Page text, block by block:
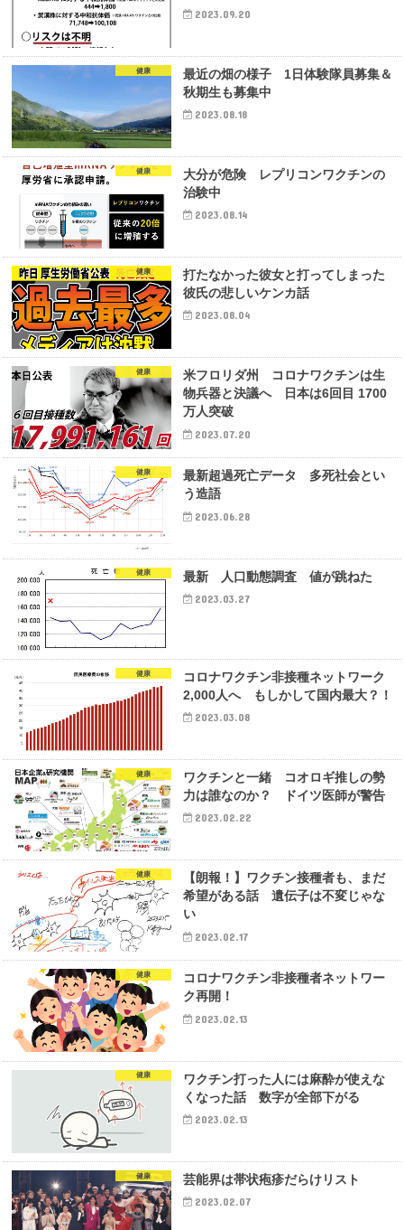
2023.09.20
健康
最近の畑の様子 1日体験隊員募集＆
秋期生も募集中
2023.08.18
健康
大分が危険 レプリコンワクチンの
治験中
2023.08.14
健康
打たなかった彼女と打ってしまった
彼氏の悲しいケンカ話
2023.08.04
健康
米フロリダ州 コロナワクチンは生
物兵器と決議へ 日本は6回目 1700
万人突破
2023.07.20
健康
最新超過死亡データ 多死社会とい
う造語
2023.06.28
健康 最新 人口動態調査 値が跳ねた
2023.03.27
健康
コロナワクチン非接種ネットワーク
2,000人へ もしかして国内最大？！
2023.03.08
健康
ワクチンと一緒 コオロギ推しの勢
力は誰なのか？ ドイツ医師が警告
2023.02.22
健康
【朗報！】ワクチン接種者も、まだ
希望がある話 遺伝子は不変じゃな
い
2023.02.17
健康
コロナワクチン非接種者ネットワー
ク再開！
2023.02.13
健康
ワクチン打った人には麻酔が使えな
くなった話 数字が全部下がる
2023.02.13
健康 芸能界は帯状疱疹だらけリスト
2023.02.07